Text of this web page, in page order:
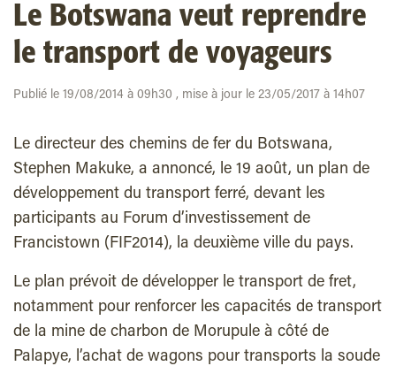
Le Botswana veut reprendre
le transport de voyageurs
Publié le 19/08/2014 à 09h30 , mise à jour le 23/05/2017 à 14h07
Le directeur des chemins de fer du Botswana,
Stephen Makuke, a annoncé, le 19 août, un plan de
développement du transport ferré, devant les
participants au Forum d’investissement de
Francistown (FIF2014), la deuxième ville du pays.
Le plan prévoit de développer le transport de fret,
notamment pour renforcer les capacités de transport
de la mine de charbon de Morupule à côté de
Palapye, l’achat de wagons pour transports la soude